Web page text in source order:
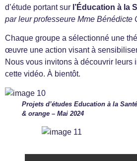
d’étude portant sur l’Éducation à la
par leur professeure Mme Bénédicte
Chaque groupe a sélectionné une
œuvre une action visant à
Nous vous invitons à découvrir leurs
cette vidéo. À bientôt.
Projets d’études Education à la
& orange – Mai 2024